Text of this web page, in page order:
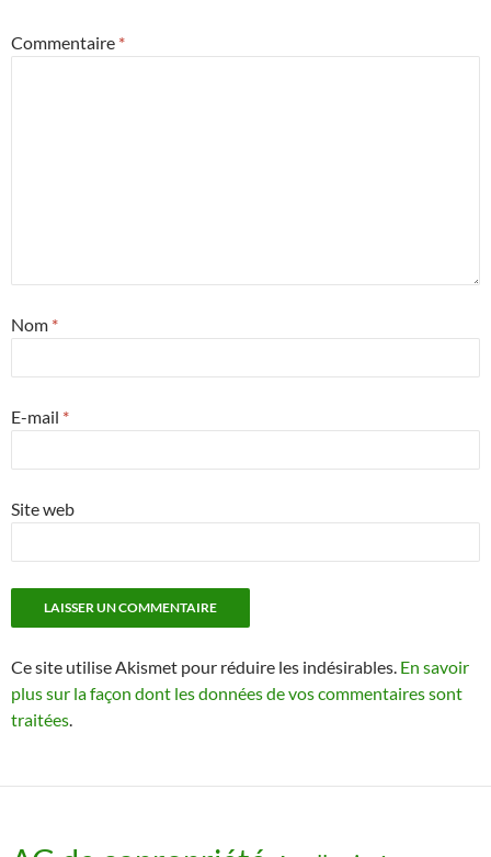
Commentaire *
Nom *
E-mail *
Site web
Ce site utilise Akismet pour réduire les indésirables. En savoir
plus sur la façon dont les données de vos commentaires sont
traitées.